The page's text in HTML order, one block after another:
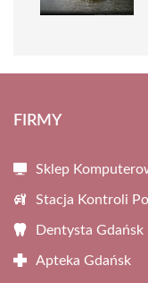
FIRMY
Sklep
Stacja Kontroli
Dentysta Gdańsk
Apteka Gdańsk